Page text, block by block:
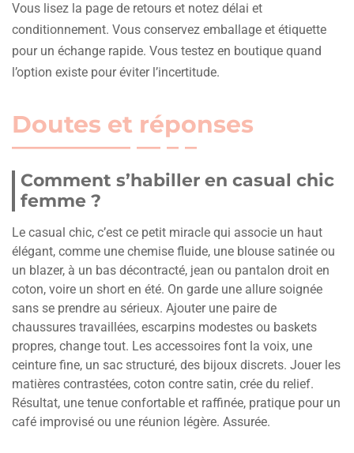
Vous lisez la page de retours et notez délai et
conditionnement. Vous conservez emballage et étiquette
pour un échange rapide. Vous testez en boutique quand
l’option existe pour éviter l’incertitude.
Doutes et réponses
Comment s’habiller en casual chic
femme ?
Le casual chic, c’est ce petit miracle qui associe un haut
élégant, comme une chemise fluide, une blouse satinée ou
un blazer, à un bas décontracté, jean ou pantalon droit en
coton, voire un short en été. On garde une allure soignée
sans se prendre au sérieux. Ajouter une paire de
chaussures travaillées, escarpins modestes ou baskets
propres, change tout. Les accessoires font la voix, une
ceinture fine, un sac structuré, des bijoux discrets. Jouer les
matières contrastées, coton contre satin, crée du relief.
Résultat, une tenue confortable et raffinée, pratique pour un
café improvisé ou une réunion légère. Assurée.